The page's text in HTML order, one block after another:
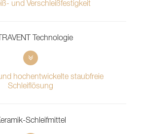
und Verschleißfestigkeit
Technologie
hochentwickelte staubfreie
Schleiflösung
Schleifmittel